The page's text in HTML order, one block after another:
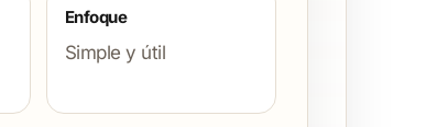
Enfoque
Simple y útil